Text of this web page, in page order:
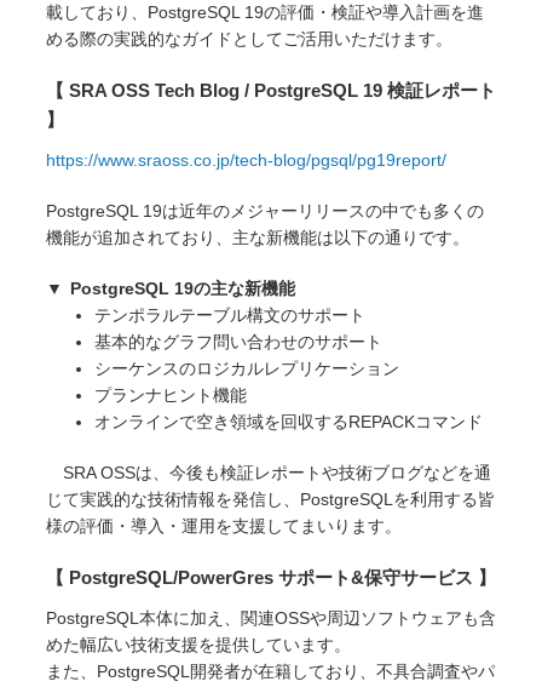
載しており、PostgreSQL 19の評価・検証や導入計画を進
める際の実践的なガイドとしてご活用いただけます。
【 SRA OSS Tech Blog / PostgreSQL 19 検証レポート
】
https://www.sraoss.co.jp/tech-blog/pgsql/pg19report/
PostgreSQL 19は近年のメジャーリリースの中でも多くの
機能が追加されており、主な新機能は以下の通りです。
PostgreSQL 19の主な新機能
テンポラルテーブル構文のサポート
基本的なグラフ問い合わせのサポート
シーケンスのロジカルレプリケーション
プランナヒント機能
オンラインで空き領域を回収するREPACKコマンド
SRA OSSは、今後も検証レポートや技術ブログなどを通
じて実践的な技術情報を発信し、PostgreSQLを利用する皆
様の評価・導入・運用を支援してまいります。
【 PostgreSQL/PowerGres サポート&保守サービス 】
PostgreSQL本体に加え、関連OSSや周辺ソフトウェアも含
めた幅広い技術支援を提供しています。
また、PostgreSQL開発者が在籍しており、不具合調査やパ